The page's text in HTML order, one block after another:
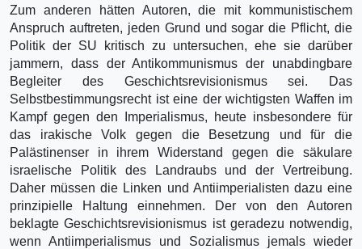
Zum anderen hätten Autoren, die mit kommunistischem
Anspruch auftreten, jeden Grund und sogar die Pflicht, die
Politik der SU kritisch zu untersuchen, ehe sie darüber
jammern, dass der Antikommunismus der unabdingbare
Begleiter des Geschichtsrevisionismus sei. Das
Selbstbestimmungsrecht ist eine der wichtigsten Waffen im
Kampf gegen den Imperialismus, heute insbesondere für
das irakische Volk gegen die Besetzung und für die
Palästinenser in ihrem Widerstand gegen die säkulare
israelische Politik des Landraubs und der Vertreibung.
Daher müssen die Linken und Antiimperialisten dazu eine
prinzipielle Haltung einnehmen. Der von den Autoren
beklagte Geschichtsrevisionismus ist geradezu notwendig,
wenn Antiimperialismus und Sozialismus jemals wieder